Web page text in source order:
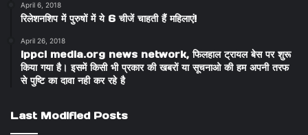
April 6, 2018
रिलेशनशिप में पुरुषों में ये 6 चीजें चाहती हैं महिलाएं!
April 26, 2018
ippci media.org news network, फिलहाल ट्रायल बेस पर शुरू
किया गया है। इसमें किसी भी प्रकार की खबरों या सूचनाओ की हम अपनी तरफ
से पुष्टि का दावा नही कर रहे है
Last Modified Posts